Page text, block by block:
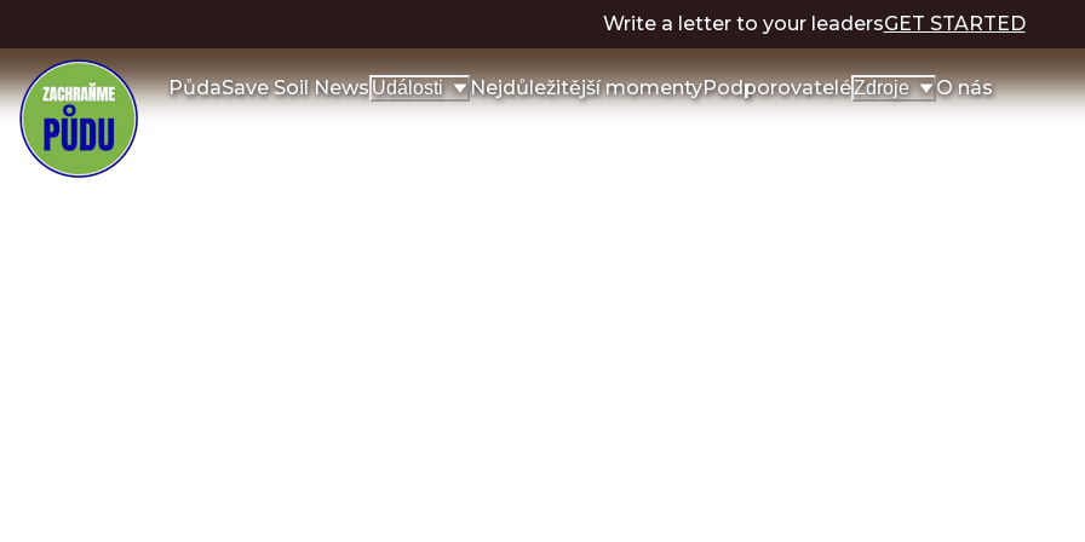
Write a letter to your leadersGET STARTED
PůdaSave Soil NewsUdálosti Nejdůležitější momentyPodporovateléZdroje O nás